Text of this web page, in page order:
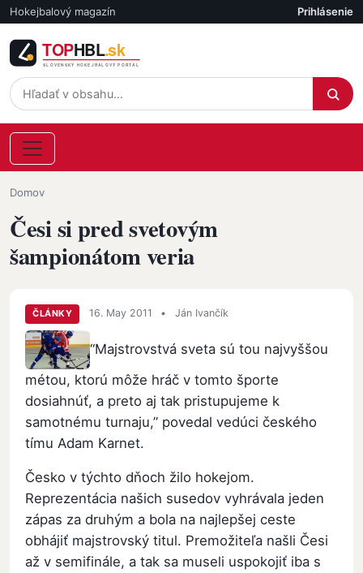
Skočiť na hlavný obsah
Hokejbalový magazín Účet
Prihlásenie
Omrvinka
Domov
Česi si pred svetovým
šampionátom veria
ČLÁNKY 16. May 2011 • Ján Ivančík
“Majstrovstvá sveta sú tou najvyššou
métou, ktorú môže hráč v tomto športe
dosiahnúť, a preto aj tak pristupujeme k
samotnému turnaju,” povedal vedúci českého
tímu Adam Karnet.
Česko v týchto dňoch žilo hokejom.
Reprezentácia našich susedov vyhrávala jeden
zápas za druhým a bola na najlepšej ceste
obhájiť majstrovský titul. Premožiteľa našli Česi
až v semifinále, a tak sa museli uspokojiť iba s